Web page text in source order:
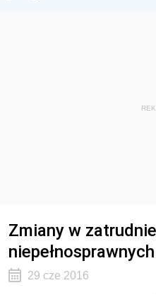
Zmiany w
29 cze 2016